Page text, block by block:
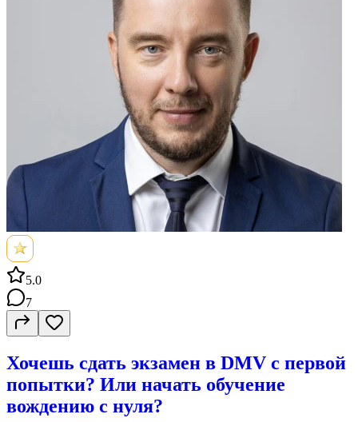
5.0
7
Хочешь сдать экзамен в DMV с первой
попытки? Или начать обучение
вождению с нуля?